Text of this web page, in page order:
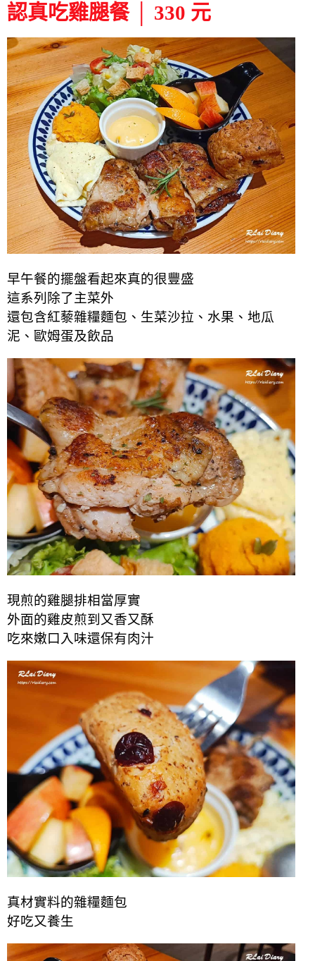
認真吃雞腿餐 │ 330 元
早午餐的擺盤看起來真的很豐盛
這系列除了主菜外
還包含紅藜雜糧麵包、生菜沙拉、水果、地瓜
泥、歐姆蛋及飲品
現煎的雞腿排相當厚實
外面的雞皮煎到又香又酥
吃來嫩口 入味還保有肉汁
真材實料的雜糧麵包
好吃又養生